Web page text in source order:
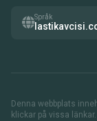
Språk
Denna webbplats
klickar på vissa länkar.